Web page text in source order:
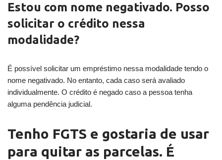
Estou com nome negativado. Posso
solicitar o crédito nessa
modalidade?
É possível solicitar um empréstimo nessa modalidade tendo o
nome negativado. No entanto, cada caso será avaliado
individualmente. O crédito é negado caso a pessoa tenha
alguma pendência judicial.
Tenho FGTS e gostaria de usar
para quitar as parcelas. É